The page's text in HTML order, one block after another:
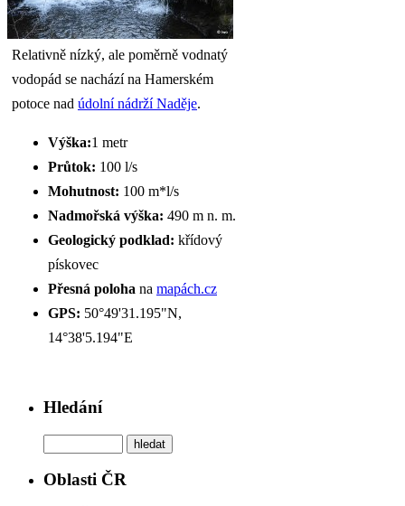
Relativně nízký, ale poměrně vodnatý
vodopád se nachází na Hamerském
potoce nad údolní nádrží Naděje.
Výška:1 metr
Průtok: 100 l/s
Mohutnost: 100 m*l/s
Nadmořská výška: 490 m n. m.
Geologický podklad: křídový
pískovec
Přesná poloha na mapách.cz
GPS: 50°49'31.195"N,
14°38'5.194"E
Hledání
Oblasti ČR